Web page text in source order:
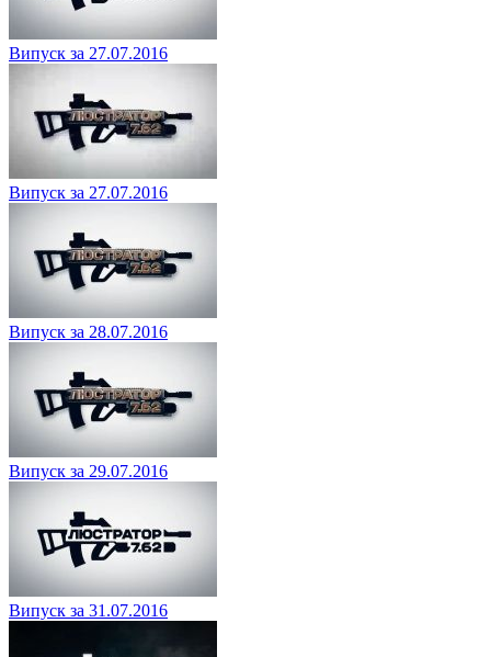
Випуск за 27.07.2016
Випуск за 27.07.2016
Випуск за 28.07.2016
Випуск за 29.07.2016
Випуск за 31.07.2016